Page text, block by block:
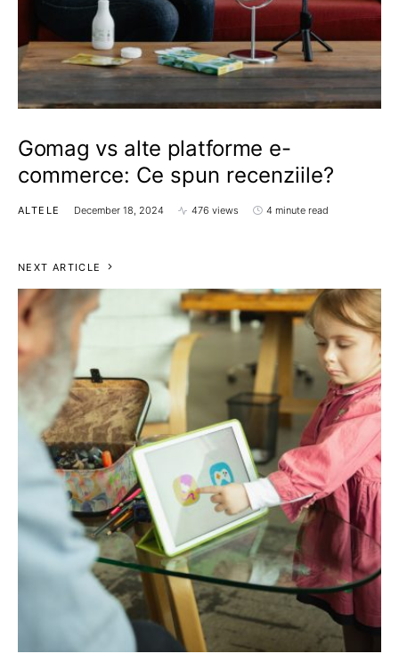
Gomag vs alte platforme e-
commerce: Ce spun recenziile?
ALTELE December 18, 2024 476 views 4 minute read
NEXT ARTICLE